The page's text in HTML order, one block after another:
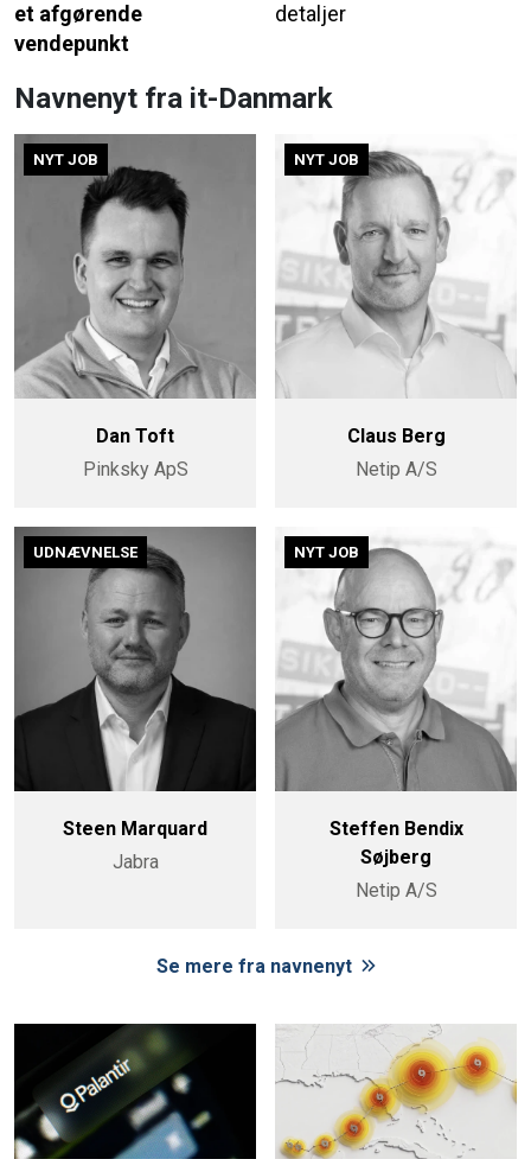
et afgørende
vendepunkt
detaljer
Navnenyt fra it-Danmark
NYT JOB
Dan Toft
Pinksky ApS
NYT JOB
Claus Berg
Netip A/S
UDNÆVNELSE
Steen Marquard
Jabra
NYT JOB
Steffen Bendix
Søjberg
Netip A/S
Se mere fra navnenyt